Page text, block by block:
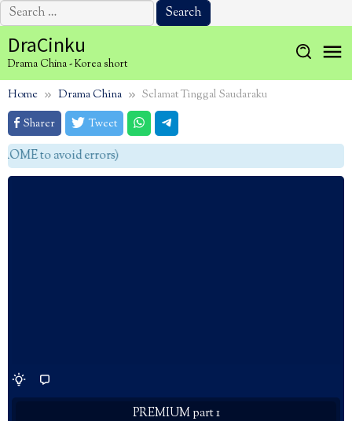
Search
for:
to
content
DraCinku
Drama China - Korea short
Home Drama China
Selamat Tinggal Saudaraku
Sharer
Tweet
to avoid errors)
PREMIUM part 1